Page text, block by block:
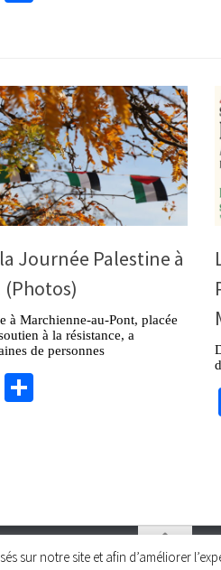
Journée Palestine à
(Photos)
à Marchienne-au-Pont, placée
à la résistance, a
de personnes
WhatsApp
sur notre site et afin d’améliorer